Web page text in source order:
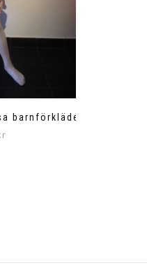
barnförkläde